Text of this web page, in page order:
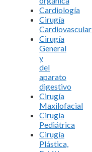
Cardiología
Cirugía
Cardiovascular
Cirugía
General
y
del
aparato
digestivo
Cirugía
Maxilofacial
Cirugía
Pediátrica
Cirugía
Plástica,